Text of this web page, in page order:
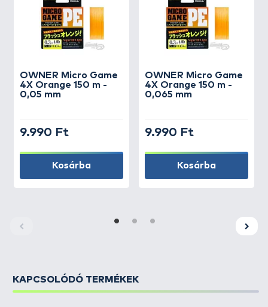
OWNER Micro Game
4X Orange 150 m -
0,05 mm
9.990 Ft
Kosárba
OWNER Micro Game
4X Orange 150 m -
0,065 mm
9.990 Ft
Kosárba
KAPCSOLÓDÓ TERMÉKEK